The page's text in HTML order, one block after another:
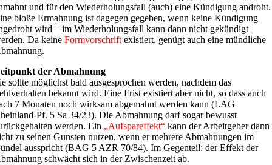
und für den Wiederholungsfall (auch) eine Kündigung androht.
bloße Ermahnung ist dagegen gegeben, wenn keine Kündigung
wird – im Wiederholungsfall kann dann nicht gekündigt
Da keineFormvorschrift existiert, genügt auch eine mündliche
der Abmahnung
sollte möglichst bald ausgesprochen werden, nachdem das
bekannt wird. Eine Frist existiert aber nicht, so dass auch
7 Monaten noch wirksam abgemahnt werden kann (LAG
Pf. 5 Sa 34/23). Die Abmahnung darf sogar bewusst
werden. Ein „Aufspareffekt“ kann der Arbeitgeber dann
zu seinen Gunsten nutzen, wenn er mehrere Abmahnungen im
ausspricht (BAG 5 AZR 70/84). Im Gegenteil: der Effekt der
schwächt sich in der Zwischenzeit ab.